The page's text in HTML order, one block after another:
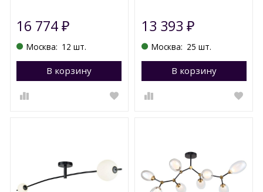
16 774₽
Москва: 12 шт.
В корзину Перейти в корзину
13 393 ₽
Москва: 25 шт.
В корзину